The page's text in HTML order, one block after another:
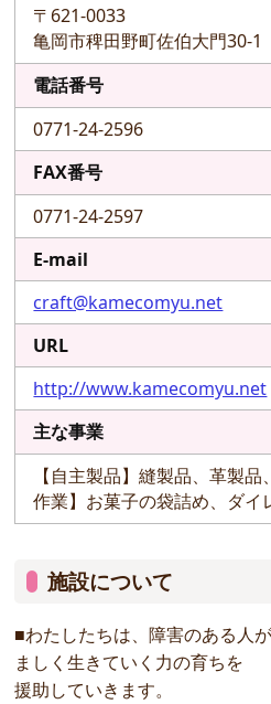
〒621-0033
亀岡市稗田野町佐伯大門30-1
電話番号
0771-24-2596
FAX番号
0771-24-2597
E-mail
craft@kamecomyu.net
URL
http://www.kamecomyu.net
主な事業
【自主製品】縫製品、革製
作業】お菓子の袋詰め、ダイ
施設について
■わたしたちは、障害のある人
ましく生きていく力の育ちを
援助していきます。